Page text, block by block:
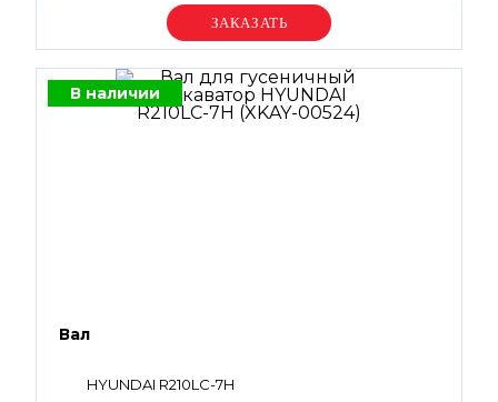
Уточняйте цену
В наличии
Вал
HYUNDAI R210LC-7H